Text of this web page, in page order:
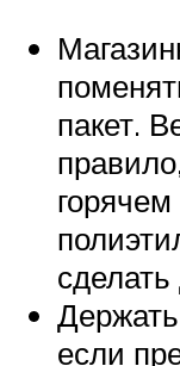
пакет.
если